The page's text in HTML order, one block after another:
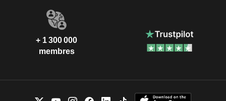
+ 1 300 000
membres